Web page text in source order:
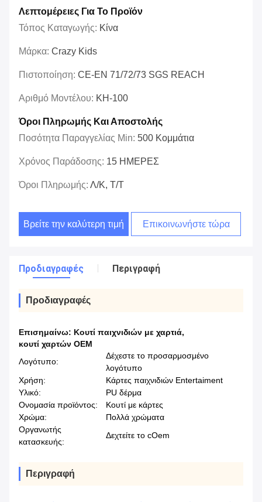
Λεπτομέρειες Για Το Προϊόν
Τόπος Καταγωγής: Κίνα
Μάρκα: Crazy Kids
Πιστοποίηση: CE-EN 71/72/73 SGS REACH
Αριθμό Μοντέλου: KH-100
Όροι Πληρωμής Και Αποστολής
Ποσότητα Παραγγελίας Min: 500 Κομμάτια
Χρόνος Παράδοσης: 15 ΗΜΕΡΕΣ
Όροι Πληρωμής: Λ/Κ, Τ/Τ
Βρείτε την καλύτερη τιμή Επικοινωνήστε τώρα
Προδιαγραφές Περιγραφή
Προδιαγραφές
Επισημαίνω: Κουτί παιχνιδιών με χαρτιά,
κουτί χαρτών OEM
Λογότυπο:
Δέχεστε το προσαρμοσμένο
λογότυπο
Χρήση:
Κάρτες παιχνιδιών Entertaiment
Υλικό:
PU δέρμα
Ονομασία προϊόντος:
Κουτί με κάρτες
Χρώμα:
Πολλά χρώματα
Οργανωτής
κατασκευής:
Δεχτείτε το cOem
Περιγραφή